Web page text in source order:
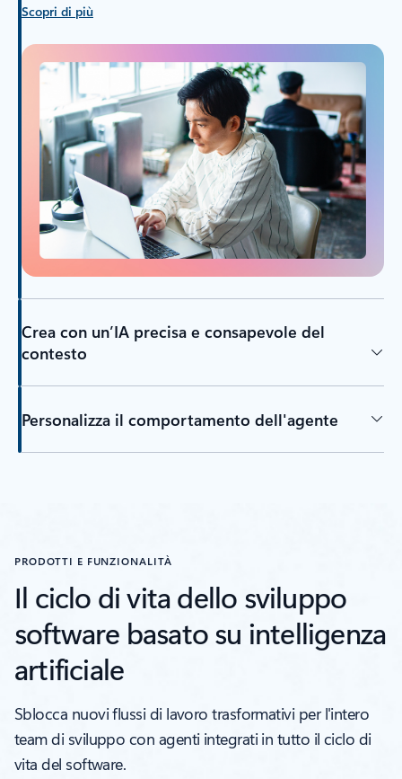
Scopri di più
Crea con un’IA precisa e consapevole del
contesto
Personalizza il comportamento dell'agente
PRODOTTI E FUNZIONALITÀ
Il ciclo di vita dello sviluppo
software basato su intelligenza
artificiale
Sblocca nuovi flussi di lavoro trasformativi per l'intero
team di sviluppo con agenti integrati in tutto il ciclo di
vita del software.